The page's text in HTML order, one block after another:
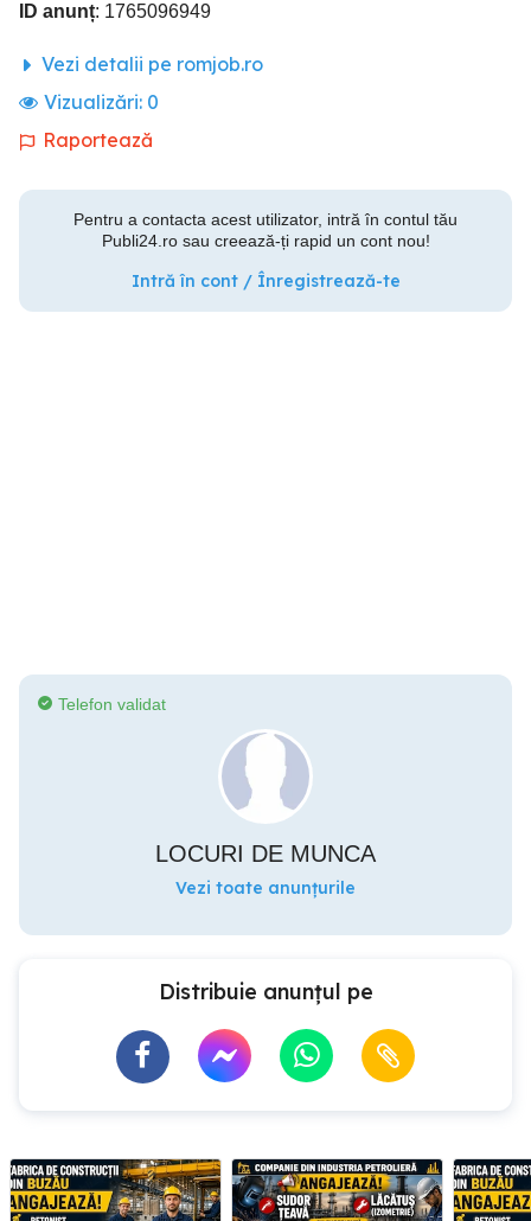
ID anunț: 1765096949
Vezi detalii pe romjob.ro
Vizualizări: 0
Raportează
Pentru a contacta acest utilizator, intră în contul tău
Publi24.ro sau creează-ți rapid un cont nou!
Intră în cont / Înregistrează-te
Telefon validat
LOCURI DE MUNCA
Vezi toate anunțurile
Distribuie anunțul pe